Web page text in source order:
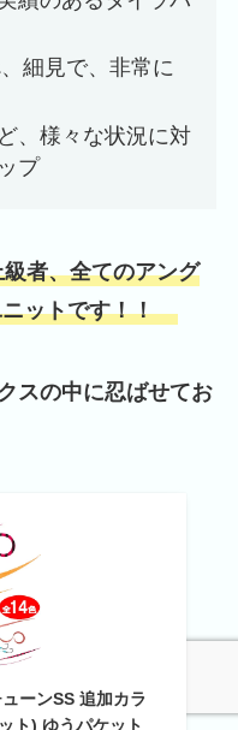
細見で、非常に
、様々な状況に対
プ
者、全てのアング
ニットです！！
スの中に忍ばせてお
ーンSS 追加カラ
ト) ゆうパケット